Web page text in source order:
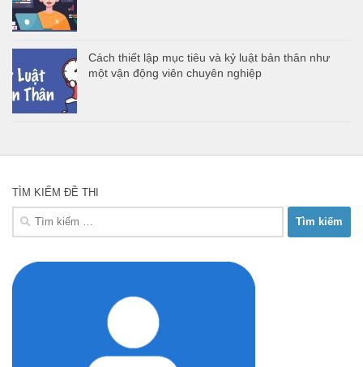
Cách thiết lập mục tiêu và kỷ luật bản thân như
một vận động viên chuyên nghiệp
TÌM KIẾM ĐỀ THI
Tìm